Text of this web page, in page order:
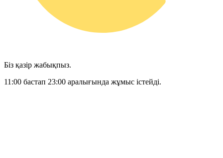
Біз қазір жабықпыз.
11:00 бастап 23:00 аралығында жұмыс істейді.